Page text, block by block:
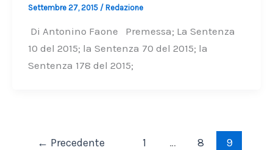
Settembre 27, 2015 / Redazione
Di Antonino Faone Premessa; La Sentenza
10 del 2015; la Sentenza 70 del 2015; la
Sentenza 178 del 2015;
← Precedente 1 … 8
9